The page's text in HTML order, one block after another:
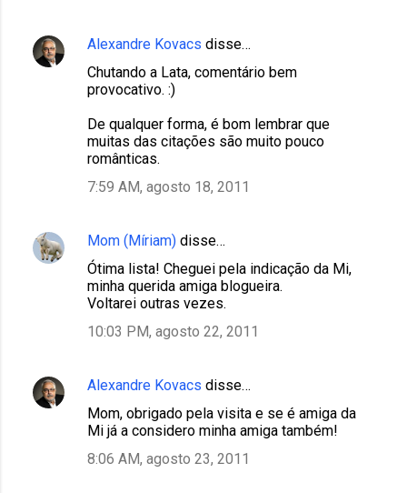
Alexandre Kovacs disse…
Chutando a Lata, comentário bem
provocativo. :)
De qualquer forma, é bom lembrar que
muitas das citações são muito pouco
românticas.
7:59 AM, agosto 18, 2011
Mom (Míriam) disse…
Ótima lista! Cheguei pela indicação da Mi,
minha querida amiga blogueira.
Voltarei outras vezes.
10:03 PM, agosto 22, 2011
Alexandre Kovacs disse…
Mom, obrigado pela visita e se é amiga da
Mi já a considero minha amiga também!
8:06 AM, agosto 23, 2011